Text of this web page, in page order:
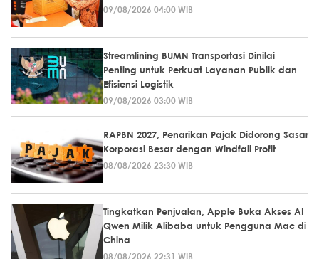
09/08/2026 04:00 WIB
Streamlining BUMN Transportasi Dinilai
Penting untuk Perkuat Layanan Publik dan
Efisiensi Logistik
09/08/2026 03:00 WIB
RAPBN 2027, Penarikan Pajak Didorong Sasar
Korporasi Besar dengan Windfall Profit
08/08/2026 23:30 WIB
Tingkatkan Penjualan, Apple Buka Akses AI
Qwen Milik Alibaba untuk Pengguna Mac di
China
08/08/2026 22:31 WIB